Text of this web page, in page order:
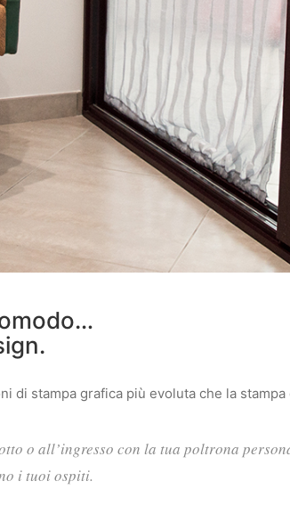
di stampa grafica più evoluta che la stampa
o all’ingresso con la tua poltrona
i tuoi ospiti.